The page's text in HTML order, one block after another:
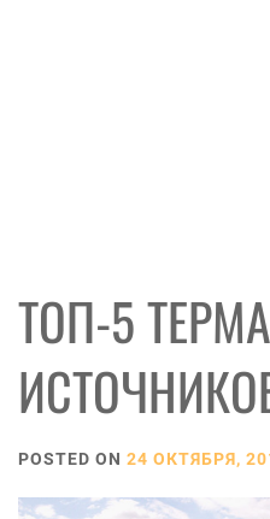
ТОП-5
POSTED ON 24 ОКТЯБРЯ,